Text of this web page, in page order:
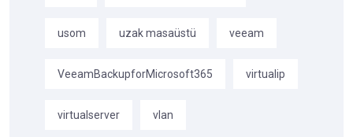
usom uzak masaüstü veeam
VeeamBackupforMicrosoft365 virtualip
virtualserver vlan